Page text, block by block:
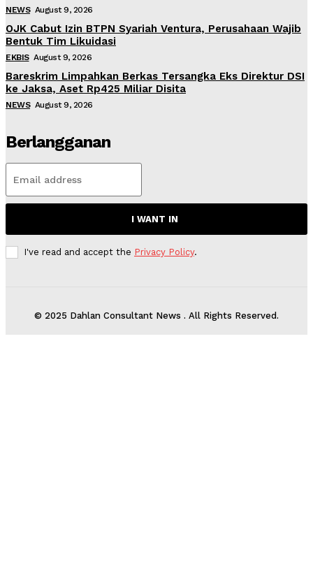
NEWS August 9, 2026
OJK Cabut Izin BTPN Syariah Ventura, Perusahaan Wajib
Bentuk Tim Likuidasi
EKBIS August 9, 2026
Bareskrim Limpahkan Berkas Tersangka Eks Direktur DSI
ke Jaksa, Aset Rp425 Miliar Disita
NEWS August 9, 2026
Berlangganan
I WANT IN
I've read and accept the Privacy Policy.
© 2025 Dahlan Consultant News . All Rights Reserved.